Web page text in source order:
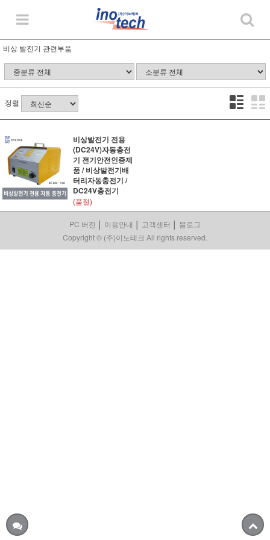
비상 발전기 관련부품
정렬
비상발전기 전용
(DC24V)자동충전
기 전기안전인증제
품 / 비상발전기배
터리자동충전기 /
DC24V충전기
(품절)
PC 버전 │ 이용안내 │ 고객센터 │ 블로그
Copyright © (주)이노테크 All rights reserved.